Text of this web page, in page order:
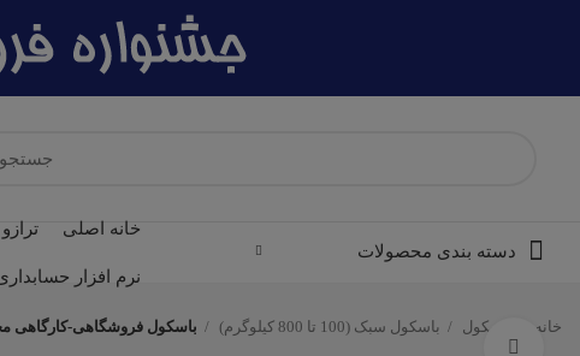
دسته بندی محصولات
خانه اصلی ترازو
نرم افزار
خانه باسکول باسکول سبک (100 تا 800 کیلوگرم) باسکول فروشگاهی-کارگاهی محک 300 کیلوگرمی چرخدار سینی گالوانیزه (گارانتی